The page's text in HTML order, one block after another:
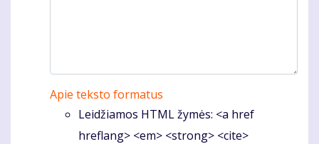
Apie teksto formatus
Leidžiamos HTML žymės: <a href
hreflang> <em> <strong> <cite>